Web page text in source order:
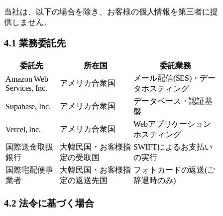
当社は、以下の場合を除き、お客様の個人情報を第三者に提
供しません。
4.1 業務委託先
委託先 所在国
委託業務
Amazon Web
Services, Inc.
アメリカ合衆国
メール配信(SES)・デー
タホスティング
Supabase, Inc. アメリカ合衆国
データベース・認証基
盤
Vercel, Inc. アメリカ合衆国
Webアプリケーション
ホスティング
国際送金取扱
銀行
大韓民国・お客様指
定の受取国
SWIFTによるお支払い
の実行
国際宅配便事
業者
大韓民国・お客様指
定の返送先国
フォトカードの返送(ご
辞退時のみ)
4.2 法令に基づく場合